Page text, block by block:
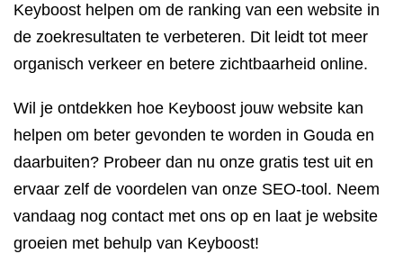
Keyboost helpen om de ranking van een website in
de zoekresultaten te verbeteren. Dit leidt tot meer
organisch verkeer en betere zichtbaarheid online.
Wil je ontdekken hoe Keyboost jouw website kan
helpen om beter gevonden te worden in Gouda en
daarbuiten? Probeer dan nu onze gratis test uit en
ervaar zelf de voordelen van onze SEO-tool. Neem
vandaag nog contact met ons op en laat je website
groeien met behulp van Keyboost!